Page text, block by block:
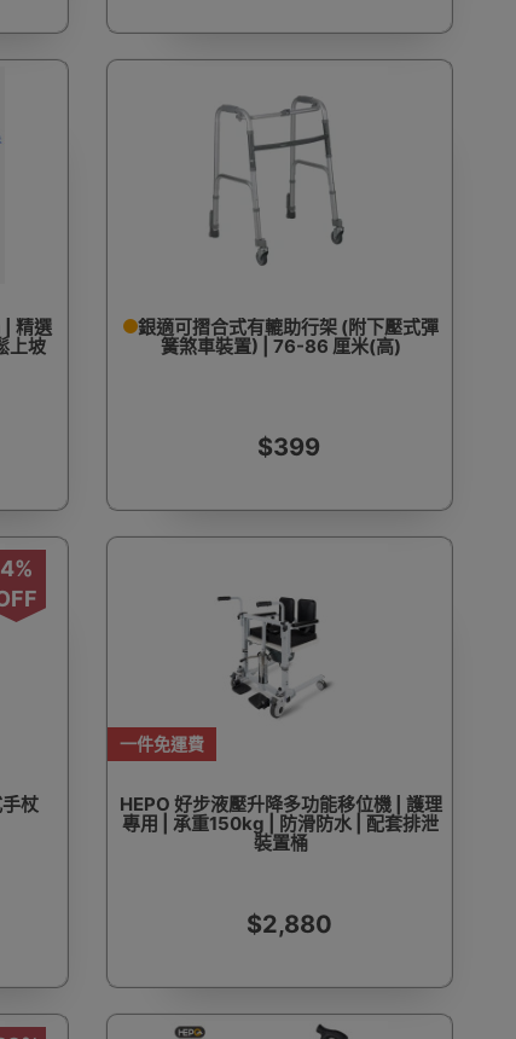
精選
上坡
銀適可摺合式有轆助行架 (附下壓式彈
簧煞車裝置) | 76-86 厘米(高)
$399
4%
杖
一件免運費
HEPO 好步液壓升降多功能移位機 | 護理
專用 | 承重150kg | 防滑防水 | 配套排泄
裝置桶
$2,880